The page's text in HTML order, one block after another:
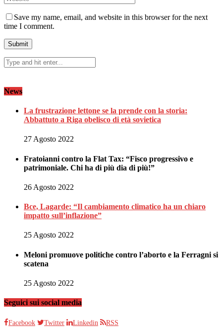
Save my name, email, and website in this browser for the next
time I comment.
News
La frustrazione lettone se la prende con la storia:
Abbattuto a Riga obelisco di età sovietica
27 Agosto 2022
Fratoianni contro la Flat Tax: “Fisco progressivo e
patrimoniale. Chi ha di più dia di più!”
26 Agosto 2022
Bce, Lagarde: “Il cambiamento climatico ha un chiaro
impatto sull’inflazione”
25 Agosto 2022
Meloni promuove politiche contro l’aborto e la Ferragni si
scatena
25 Agosto 2022
Seguici sui social media
Facebook Twitter Linkedin RSS